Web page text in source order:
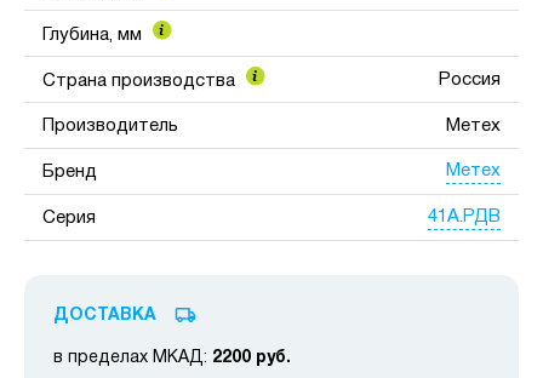
Глубина, мм
Страна производства Россия
Производитель Метех
Бренд Метех
Серия 41А.РДВ
ДОСТАВКА
в пределах МКАД: 2200 руб.